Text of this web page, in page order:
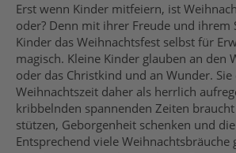
Erst wenn Kinder mitfeiern, ist
oder? Denn mit ihrer Freude und ihrem
Kinder das Weihnachtsfest selbst für
magisch. Kleine Kinder glauben an den
oder das Christkind und an Wunder.
Weihnachtszeit daher als herrlich
kribbelnden spannenden Zeiten
stützen, Geborgenheit schenken und
Entsprechend viele Weihnachtsbräuche